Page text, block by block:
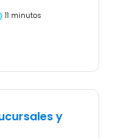
11 minutos
y